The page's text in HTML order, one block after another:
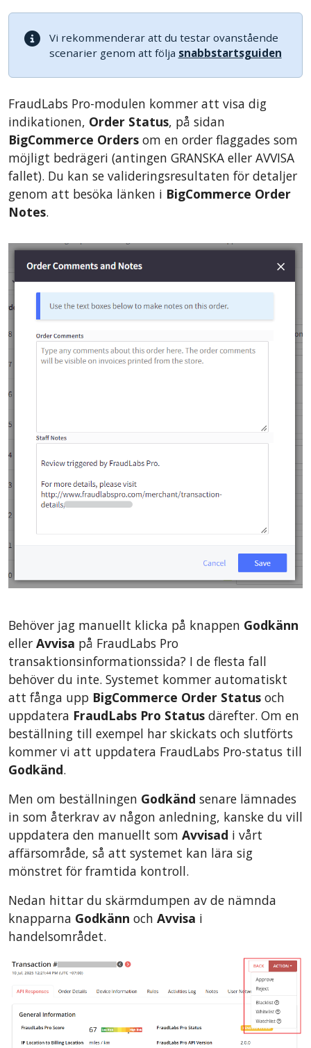
Vi rekommenderar att du testar ovanstående
scenarier genom att följa snabbstartsguiden
FraudLabs Pro-modulen kommer att visa dig
indikationen, Order Status, på sidan
BigCommerce Orders om en order flaggades som
möjligt bedrägeri (antingen GRANSKA eller AVVISA
fallet). Du kan se valideringsresultaten för detaljer
genom att besöka länken i BigCommerce Order
Notes.
Behöver jag manuellt klicka på knappen Godkänn
eller Avvisa på FraudLabs Pro
transaktionsinformationssida? I de flesta fall
behöver du inte. Systemet kommer automatiskt
att fånga upp BigCommerce Order Status och
uppdatera FraudLabs Pro Status därefter. Om en
beställning till exempel har skickats och slutförts
kommer vi att uppdatera FraudLabs Pro-status till
Godkänd.
Men om beställningen Godkänd senare lämnades
in som återkrav av någon anledning, kanske du vill
uppdatera den manuellt som Avvisad i vårt
affärsområde, så att systemet kan lära sig
mönstret för framtida kontroll.
Nedan hittar du skärmdumpen av de nämnda
knapparna Godkänn och Avvisa i
handelsområdet.